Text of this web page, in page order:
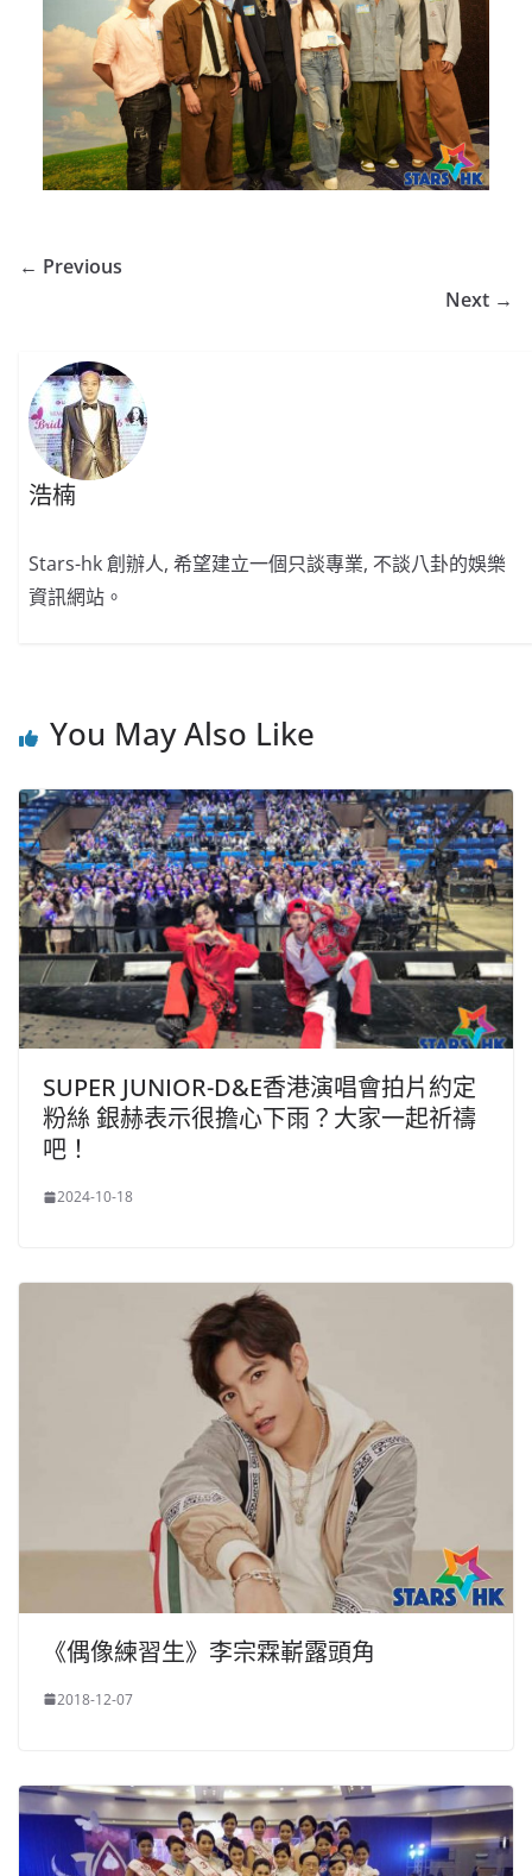
← Previous
Next →
浩楠
Stars-hk 創辦人, 希望建立一個只談專業, 不談八卦的娛樂
資訊網站。
You May Also Like
SUPER JUNIOR-D&E香港演唱會拍片約定
粉絲 銀赫表示很擔心下雨？大家一起祈禱
吧！
2024-10-18
《偶像練習生》李宗霖嶄露頭角
2018-12-07